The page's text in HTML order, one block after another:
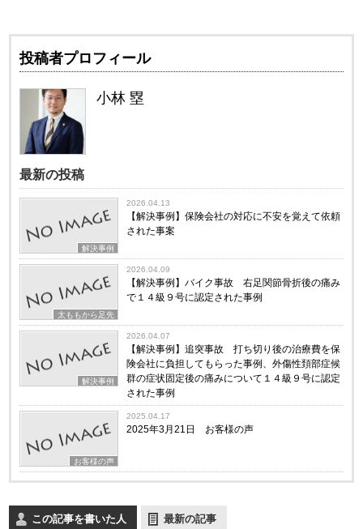
投稿者プロフィール
小林 塁
最新の投稿
解決事例
2026.04.13
【解決事例】保険会社の対応に不安を覚えて依頼
された事案
太ももから足先
2026.04.09
【解決事例】バイク事故 右足関節骨折後の痛み
で１４級９号に認定された事例
解決事例
2026.04.07
【解決事例】追突事故 打ち切り後の治療費を保
険会社に負担してもらった事例、外傷性頚部症候
群の症状固定後の痛みについて１４級９号に認定
された事例
お客様の声
2025.04.17
2025年3月21日 お客様の声
この記事を書いた人 最新の記事